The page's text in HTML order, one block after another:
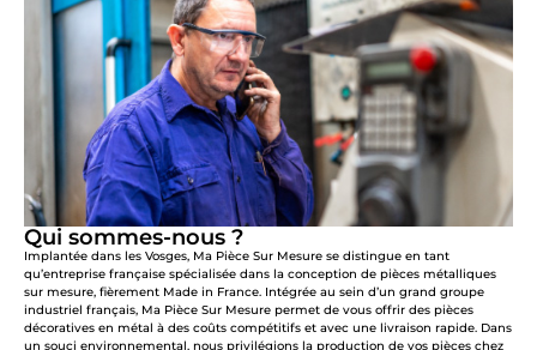
Qui sommes-nous ?
Implantée dans les Vosges, Ma Pièce Sur Mesure se distingue en tant
qu’entreprise française spécialisée dans la conception de pièces métalliques
sur mesure, fièrement Made in France. Intégrée au sein d’un grand groupe
industriel français, Ma Pièce Sur Mesure permet de vous offrir des pièces
décoratives en métal à des coûts compétitifs et avec une livraison rapide. Dans
un souci environnemental, nous privilégions la production de vos pièces chez